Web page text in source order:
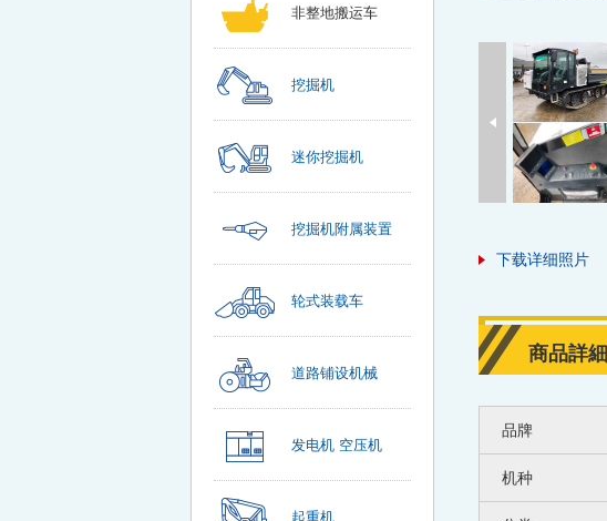
下载详细照片
商品詳細
品牌
机种
非整地搬运车
挖掘机
迷你挖掘机
挖掘机附属装置
轮式装载车
道路铺设机械
发电机 空压机
起重机